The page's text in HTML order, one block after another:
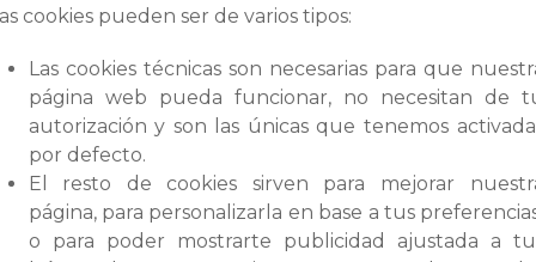
cookies pueden ser de varios tipos:
Las cookies técnicas son necesarias para que
página web pueda funcionar, no necesitan de
autorización y son las únicas que tenemos
por defecto.
El resto de cookies sirven para mejorar
página, para personalizarla en base a tus
o para poder mostrarte publicidad ajustada a